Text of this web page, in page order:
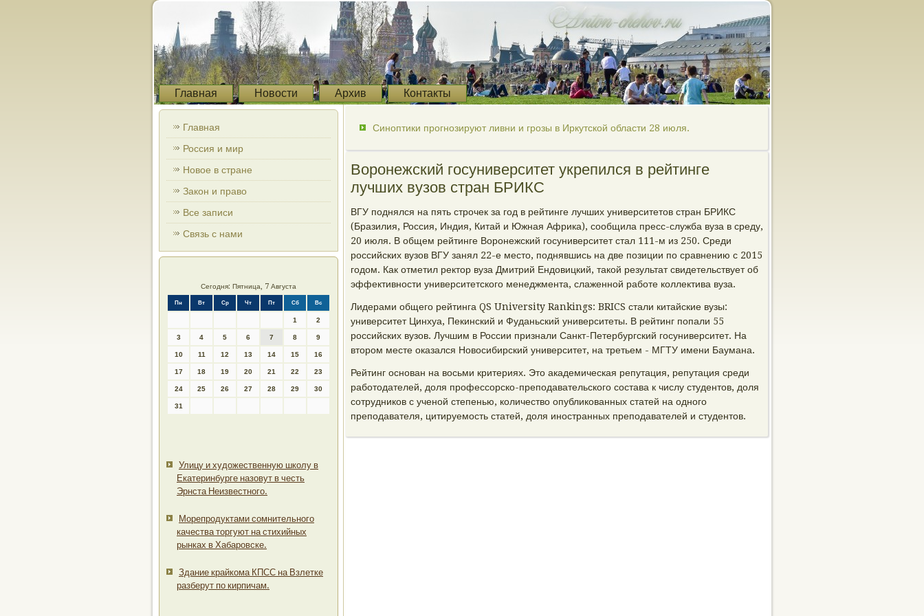
Главная Новости Архив Контакты
Главная
Россия и мир
Новое в стране
Закон и право
Все записи
Связь с нами
Сегодня: Пятница, 7 Августа
Пн Вт Ср Чт Пт Сб Вс
1 2
3 4 5 6 7 8 9
10 11 12 13 14 15 16
17 18 19 20 21 22 23
24 25 26 27 28 29 30
31
Улицу и художественную школу в
Екатеринбурге назовут в честь
Эрнста Неизвестного.
Морепродуктами сомнительного
качества торгуют на стихийных
рынках в Хабаровске.
Здание крайкома КПСС на Взлетке
разберут по кирпичам.
Синоптики прогнозируют ливни и грозы в Иркутской области 28 июля.
Воронежский госуниверситет укрепился в рейтинге
лучших вузов стран БРИКС
ВГУ поднялся на пять строчек за год в рейтинге лучших университетов стран БРИКС
(Бразилия, Россия, Индия, Китай и Южная Африка), сообщила пресс-служба вуза в среду,
20 июля. В общем рейтинге Воронежский госуниверситет стал 111-м из 250. Среди
российских вузов ВГУ занял 22-е место, поднявшись на две позиции по сравнению с 2015
годом. Как отметил ректор вуза Дмитрий Ендовицкий, такой результат свидетельствует об
эффективности университетского менеджмента, слаженной работе коллектива вуза.
Лидерами общего рейтинга QS University Rankings: BRICS стали китайские вузы:
университет Цинхуа, Пекинский и Фуданьский университеты. В рейтинг попали 55
российских вузов. Лучшим в России признали Санкт-Петербургский госуниверситет. На
втором месте оказался Новосибирский университет, на третьем - МГТУ имени Баумана.
Рейтинг основан на восьми критериях. Это академическая репутация, репутация среди
работодателей, доля профессорско-преподавательского состава к числу студентов, доля
сотрудников с ученой степенью, количество опубликованных статей на одного
преподавателя, цитируемость статей, доля иностранных преподавателей и студентов.